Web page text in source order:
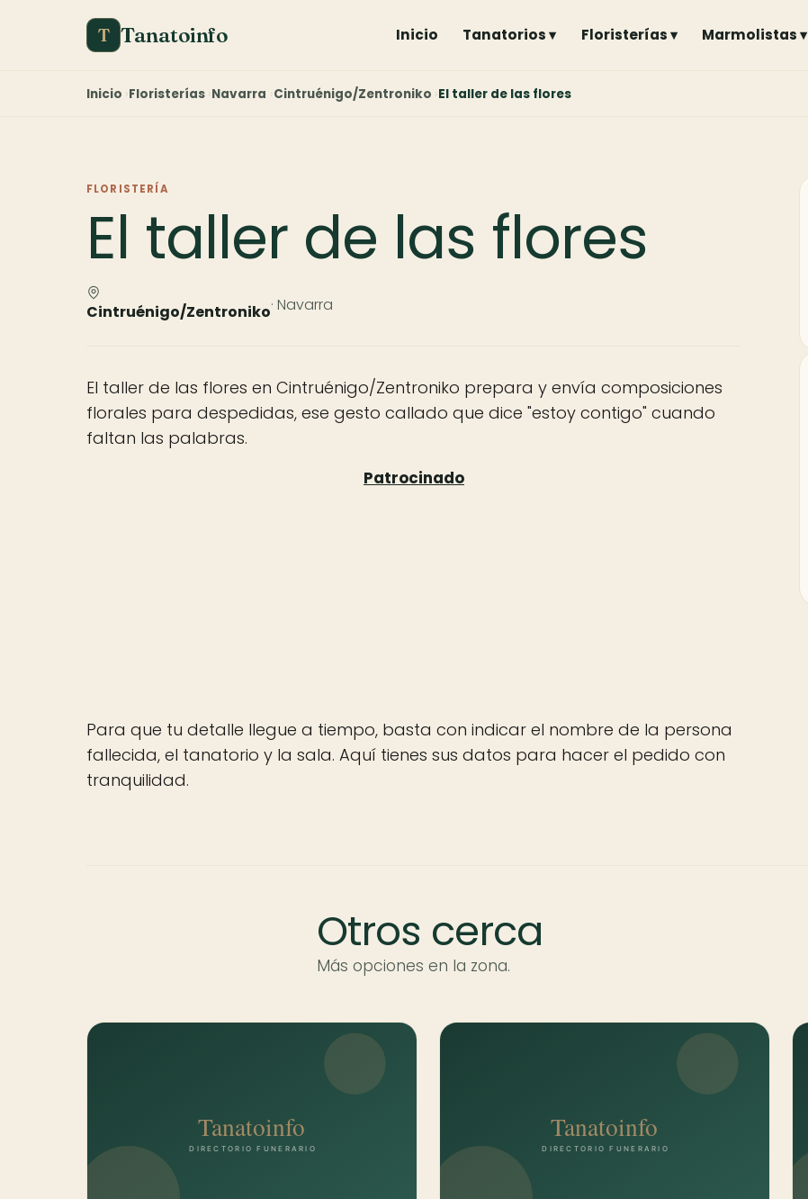
T Tanatoinfo Inicio Tanatorios ▾ Floristerías ▾ Marmolistas ▾
Inicio Floristerías Navarra Cintruénigo/Zentroniko El taller de las flores
FLORISTERÍA
El taller de las flores
Cintruénigo/Zentroniko· Navarra
El taller de las flores en Cintruénigo/Zentroniko prepara y envía composiciones
florales para despedidas, ese gesto callado que dice "estoy contigo" cuando
faltan las palabras.
Para que tu detalle llegue a tiempo, basta con indicar el nombre de la persona
fallecida, el tanatorio y la sala. Aquí tienes sus datos para hacer el pedido con
tranquilidad.
Otros cerca
Más opciones en la zona.